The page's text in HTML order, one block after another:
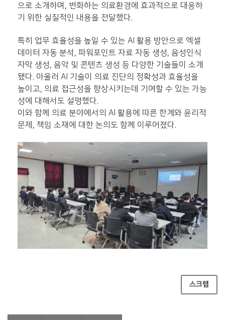
으로 소개하며, 변화하는 의료환경에 효과적으로 대응하
기 위한 실질적인 내용을 전달했다.
특히 업무 효율성을 높일 수 있는 AI 활용 방안으로 엑셀
데이터 자동 분석, 파워포인트 자료 자동 생성, 음성인식
자막 생성, 음악 및 콘텐츠 생성 등 다양한 기술들이 소개
됐다. 아울러 AI 기술이 의료 진단의 정확성과 효율성을
높이고, 의료 접근성을 향상시키는데 기여할 수 있는 가능
성에 대해서도 설명했다.
이와 함께 의료 분야에서의 AI 활용에 따른 한계와 윤리적
문제, 책임 소재에 대한 논의도 함께 이루어졌다.
스크랩